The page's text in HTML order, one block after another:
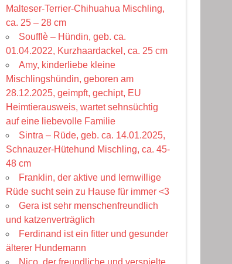
Malteser-Terrier-Chihuahua Mischling,
ca. 25 – 28 cm
Soufflè – Hündin, geb. ca.
01.04.2022, Kurzhaardackel, ca. 25 cm
Amy, kinderliebe kleine
Mischlingshündin, geboren am
28.12.2025, geimpft, gechipt, EU
Heimtierausweis, wartet sehnsüchtig
auf eine liebevolle Familie
Sintra – Rüde, geb. ca. 14.01.2025,
Schnauzer-Hütehund Mischling, ca. 45-
48 cm
Franklin, der aktive und lernwillige
Rüde sucht sein zu Hause für immer <3
Gera ist sehr menschenfreundlich
und katzenverträglich
Ferdinand ist ein fitter und gesunder
älterer Hundemann
Nico, der freundliche und verspielte